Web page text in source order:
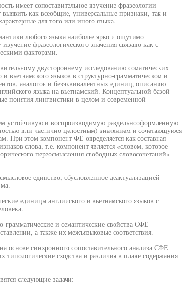
имеет сопоставительное изучение фразеологии
как всеобщие, универсальные признаки, так и
для того или иного языка.
любого языка наиболее ярко и ощутимо
фразеологического значения связано как с
факторами.
двустороннему исследованию соматических
вьетнамского языков в структурно-грамматическом и
аналогов и безэквивалентных единиц, описанию
языка на вьетнамский. Концептуальной базой
понятия лингвистики в целом и современной
устойчивую и воспроизводимую раздельнооформленную
или частично целостным) значением и сочетающуюся
При этом компонент ФЕ определяется как составная
слова, т.е. компонент является «словом, которое
переосмысления свободных словосочетаний»
единство, обусловленное деактуализацией
единицы английского и вьетнамского языков с
грамматические и семантические свойства СФЕ
а также их межъязыковые соответствия.
основе синхронного сопоставительного анализа СФЕ
типологические сходства и различия в плане содержания
следующие задачи: